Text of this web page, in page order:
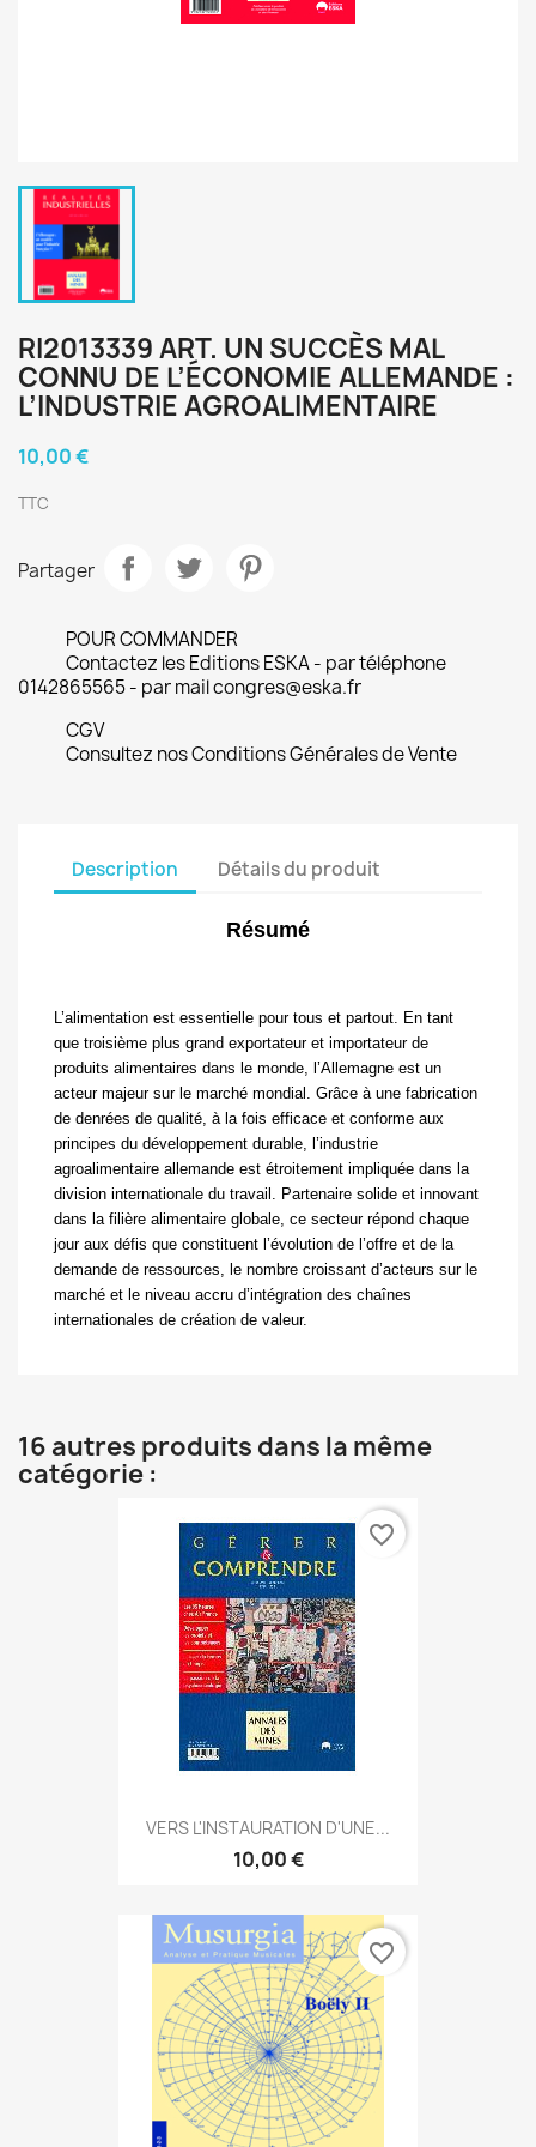
RI2013339 ART. UN SUCCÈS MAL
CONNU DE L’ÉCONOMIE ALLEMANDE :
L’INDUSTRIE AGROALIMENTAIRE
10,00 €
TTC
Partager
POUR COMMANDER
Contactez les Editions ESKA - par téléphone
0142865565 - par mail congres@eska.fr
CGV
Consultez nos Conditions Générales de Vente
Description Détails du produit
Résumé
L’alimentation est essentielle pour tous et partout. En tant
que troisième plus grand exportateur et importateur de
produits alimentaires dans le monde, l’Allemagne est un
acteur majeur sur le marché mondial. Grâce à une fabrication
de denrées de qualité, à la fois efficace et conforme aux
principes du développement durable, l’industrie
agroalimentaire allemande est étroitement impliquée dans la
division internationale du travail. Partenaire solide et innovant
dans la filière alimentaire globale, ce secteur répond chaque
jour aux défis que constituent l’évolution de l’offre et de la
demande de ressources, le nombre croissant d’acteurs sur le
marché et le niveau accru d’intégration des chaînes
internationales de création de valeur.
16 autres produits dans la même
catégorie :
VERS L'INSTAURATION D'UNE...
10,00 €
favorite_border
favorite_border